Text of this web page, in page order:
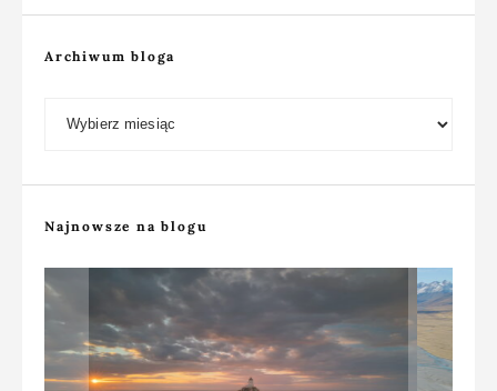
Archiwum bloga
Najnowsze na blogu